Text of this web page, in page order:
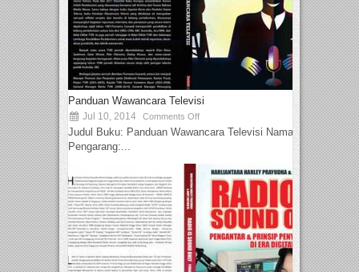
Panduan Wawancara Televisi
Jul 10, 2014 Comments Off
Judul Buku: Panduan Wawancara Televisi Nama
Pengarang:...